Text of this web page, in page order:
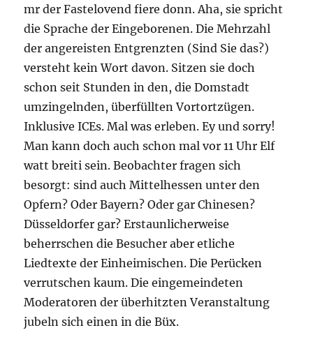
mr der Fastelovend fiere donn. Aha, sie spricht
die Sprache der Eingeborenen. Die Mehrzahl
der angereisten Entgrenzten (Sind Sie das?)
versteht kein Wort davon. Sitzen sie doch
schon seit Stunden in den, die Domstadt
umzingelnden, überfüllten Vortortzügen.
Inklusive ICEs. Mal was erleben. Ey und sorry!
Man kann doch auch schon mal vor 11 Uhr Elf
watt breiti sein. Beobachter fragen sich
besorgt: sind auch Mittelhessen unter den
Opfern? Oder Bayern? Oder gar Chinesen?
Düsseldorfer gar? Erstaunlicherweise
beherrschen die Besucher aber etliche
Liedtexte der Einheimischen. Die Perücken
verrutschen kaum. Die eingemeindeten
Moderatoren der überhitzten Veranstaltung
jubeln sich einen in die Büx.